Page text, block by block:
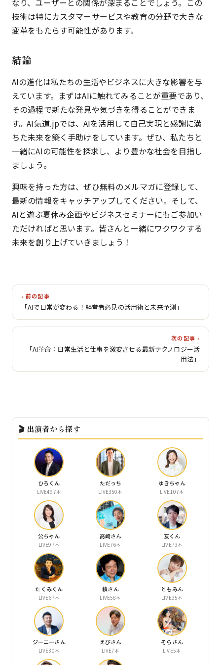
技術は特にカスタマーサービスや教育の分野で大きな
変革をもたらす可能性があります。
結論
AIの進化は私たちの生活やビジネスに大きな影響を与
えています。まずはAIに触れてみることが重要であり、
その過程で新たな発見や気づきを得ることができま
す。AI氣道.jpでは、AIを活用して自己実現と感謝に満
ちた未来を築く手助けをしています。ぜひ、私たちと
一緒にAIの可能性を探求し、より豊かな社会を目指し
ましょう。
興味を持った方は、ぜひ無料のメルマガに登録して、
最新の情報をキャッチアップしてください。そして、
AIと遊ぶ夏休み企画やビジネスセミナーにもご参加い
ただければと思います。皆さんと一緒にワクワクする
未来を創り上げていきましょう！
‹ 前の記事
「AIで日常が変わる！経営者必見の活用術と未来予測」
次の記事 ›
「AI革命：日常生活と仕事を激変させる最新テクノロジー活
用法」
🎬 出演者から探す
ひろくん
LIVE497本
ただっち
LIVE350本
ゆきちゃん
LIVE107本
公ちゃん
LIVE97本
高崎さん
LIVE76本
友くん
LIVE73本
たくみくん
LIVE67本
積さん
LIVE58本
ともみん
LIVE35本
ジーニーさん
LIVE30本
えびさん
LIVE7本
そらさん
LIVE5本